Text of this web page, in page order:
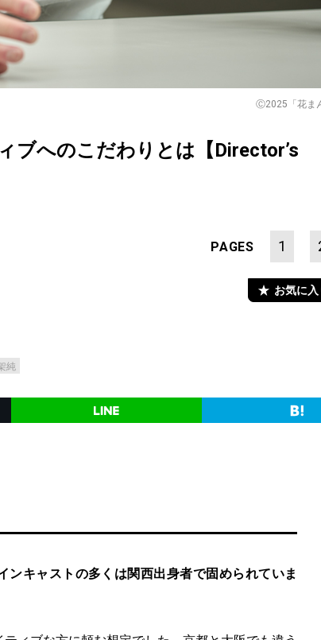
Ⓒ2025「花ま
ブへのこだわりとは【Director’s
PAGES 1
お気に
純
キャストの多くは関西出身者で固められていま